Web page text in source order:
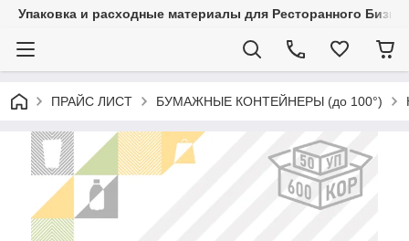
Упаковка и расходные материалы для Ресторанного
ПРАЙС ЛИСТ БУМАЖНЫЕ КОНТЕЙНЕРЫ (до 100°)